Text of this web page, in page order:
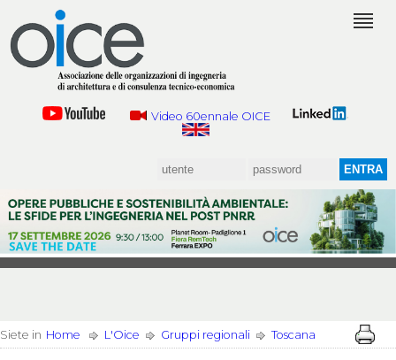
Video 60ennale OICE
Siete in Home L'Oice Gruppi regionali Toscana